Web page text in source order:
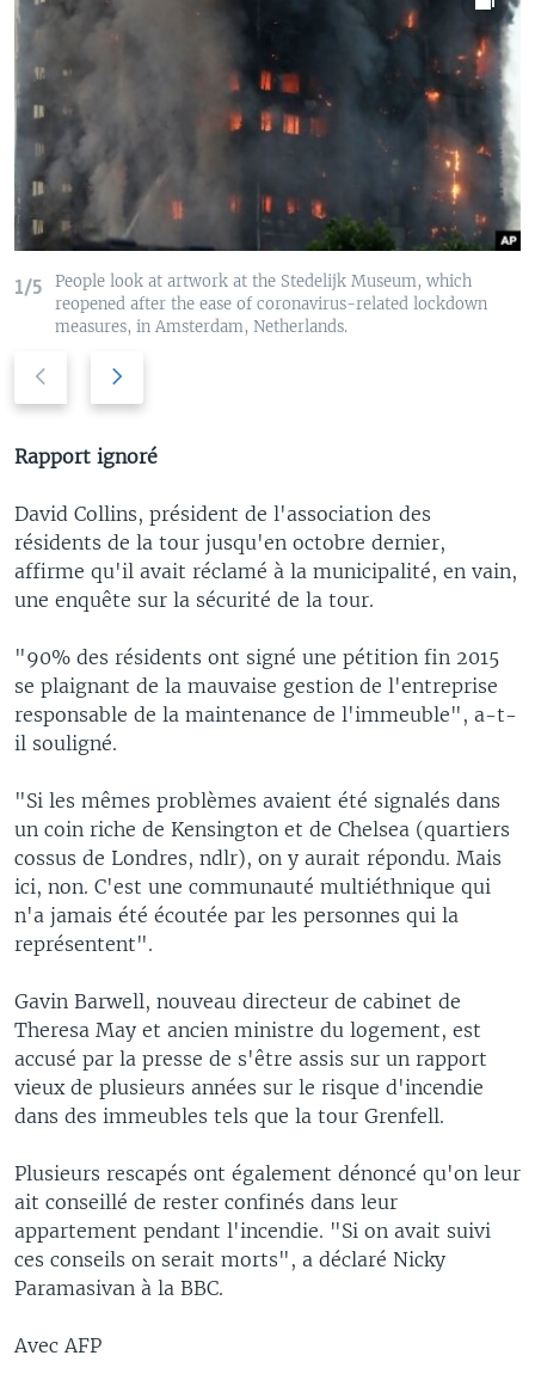
1/5
People look at artwork at the Stedelijk Museum, which
reopened after the ease of coronavirus-related lockdown
measures, in Amsterdam, Netherlands.
v
o
u
s
s
i
d
e
t
l
i
d
e
Rapport ignoré
David Collins, président de l'association des
résidents de la tour jusqu'en octobre dernier,
affirme qu'il avait réclamé à la municipalité, en vain,
une enquête sur la sécurité de la tour.
"90% des résidents ont signé une pétition fin 2015
se plaignant de la mauvaise gestion de l'entreprise
responsable de la maintenance de l'immeuble", a-t-
il souligné.
"Si les mêmes problèmes avaient été signalés dans
un coin riche de Kensington et de Chelsea (quartiers
cossus de Londres, ndlr), on y aurait répondu. Mais
ici, non. C'est une communauté multiéthnique qui
n'a jamais été écoutée par les personnes qui la
représentent".
Gavin Barwell, nouveau directeur de cabinet de
Theresa May et ancien ministre du logement, est
accusé par la presse de s'être assis sur un rapport
vieux de plusieurs années sur le risque d'incendie
dans des immeubles tels que la tour Grenfell.
Plusieurs rescapés ont également dénoncé qu'on leur
ait conseillé de rester confinés dans leur
appartement pendant l'incendie. "Si on avait suivi
ces conseils on serait morts", a déclaré Nicky
Paramasivan à la BBC.
Avec AFP